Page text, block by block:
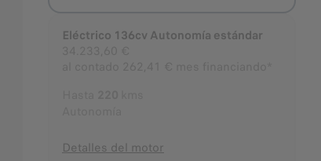
Eléctrico 136cv Autonomía estándar
Detalles del motor